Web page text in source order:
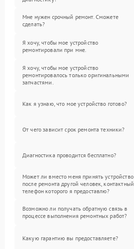
Мне нужен срочный ремонт. Сможете
сделать?
Я хочу, чтобы мое устройство
ремонтировали при мне.
Я хочу, чтобы мое устройство
ремонтировалось только оригинальными
запчастями.
Как я узнаю, что мое устройство готово?
От чего зависит срок ремонта техники?
Диагностика проводится бесплатно?
Может ли вместо меня принять устройство
после ремонта другой человек, контактный
телефон которого я предоставлю?
Возможно ли получать обратную связь в
процессе выполнения ремонтных работ?
Какую гарантию вы предоставляете?